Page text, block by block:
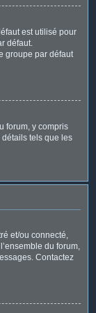
est utilisé pour
défaut.
groupe par défaut
forum, y compris
détails tels que les
et/ou connecté,
du forum,
Contactez